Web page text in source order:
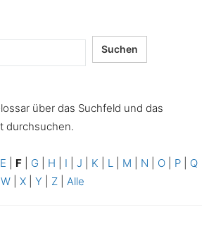
über das Suchfeld und das
durchsuchen.
E F G H I J K L M N O P
Q
W X Y Z Alle